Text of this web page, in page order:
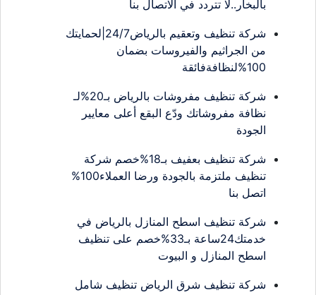
بالبخار..لا تتردد في الاتصال بنا
شركة تنظيف وتعقيم بالرياض24/7|لحمايتك
من الجراثيم والفيروسات بضمان
100%لنظافةفائقة
شركة تنظيف مفروشات بالرياض بـ20%لـ
نظافة مفروشاتك ودّع البقع أعلى معايير
الجودة
شركة تنظيف بعفيف بـ18%خصم شركة
تنظيف ملتزمة بالجودة ورضا العملاء100%
اتصل بنا
شركة تنظيف اسطح المنازل بالرياض في
خدمتك24ساعة بـ33%خصم على تنظيف
اسطح المنازل و البيوت
شركة تنظيف شرق الرياض تنظيف شامل